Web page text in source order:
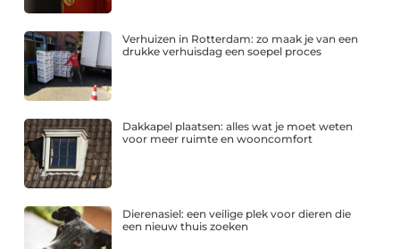
Verhuizen in Rotterdam: zo maak je van een
drukke verhuisdag een soepel proces
Dakkapel plaatsen: alles wat je moet weten
voor meer ruimte en wooncomfort
Dierenasiel: een veilige plek voor dieren die
een nieuw thuis zoeken